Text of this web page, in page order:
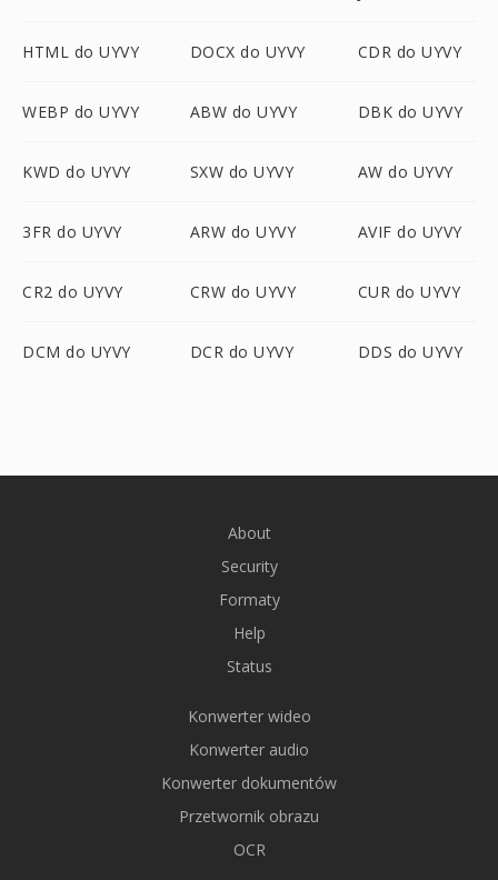
HTML do UYVY DOCX do UYVY CDR do UYVY
WEBP do UYVY ABW do UYVY DBK do UYVY
KWD do UYVY SXW do UYVY AW do UYVY
3FR do UYVY ARW do UYVY AVIF do UYVY
CR2 do UYVY CRW do UYVY CUR do UYVY
DCM do UYVY DCR do UYVY DDS do UYVY
About
Security
Formaty
Help
Status
Konwerter wideo
Konwerter audio
Konwerter dokumentów
Przetwornik obrazu
OCR